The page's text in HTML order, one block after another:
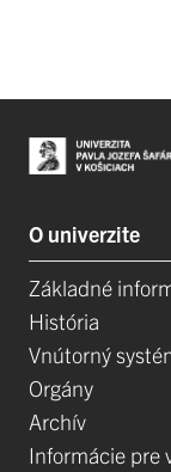
O univerzite
Základné
História
Vnútorný
Orgány
Archív
Informácie pre